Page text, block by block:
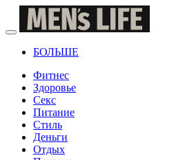
БОЛЬШЕ
Фитнес
Здоровье
Секс
Питание
Стиль
Деньги
Отдых